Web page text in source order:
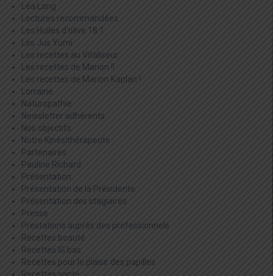
Léa Lang
Lectures recommandées
Les Huiles d'olive 18:1
Les Jus Yumi
Les recettes au Vitaliseur
Les recettes de Marion !!
Les recettes de Marion Kaplan !
Lorraine
Naturopathie
Newsletter adhérents
Nos objectifs
Notre Kinésithérapeute
Partenaires
Pauline Richard
Présentation
Présentation de la Présidente
Présentation des stagiaires
Presse
Prestations auprès des professionnels
Recettes beauté
Recettes IG bas
Recettes pour le plaisir des papilles